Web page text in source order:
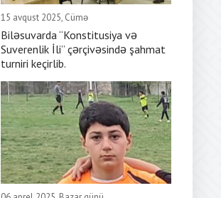
15 avqust 2025, Cümə
Biləsuvarda “Konstitusiya və
Suverenlik İli” çərçivəsində şahmat
turniri keçirlib.